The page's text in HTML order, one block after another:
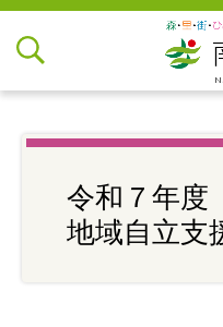
令和７年
地域自立支